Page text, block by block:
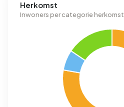
Herkomst
Inwoners per categorie herkomst